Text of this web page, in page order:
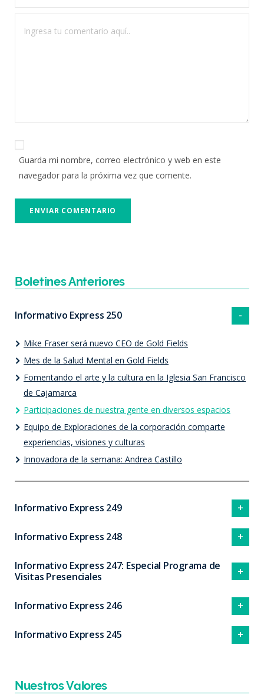
Guarda mi nombre, correo electrónico y web en este
navegador para la próxima vez que comente.
Boletines Anteriores
Informativo Express 250
Mike Fraser será nuevo CEO de Gold Fields
Mes de la Salud Mental en Gold Fields
Fomentando el arte y la cultura en la Iglesia San Francisco
de Cajamarca
Participaciones de nuestra gente en diversos espacios
Equipo de Exploraciones de la corporación comparte
experiencias, visiones y culturas
Innovadora de la semana: Andrea Castillo
Informativo Express 249
Informativo Express 248
Informativo Express 247: Especial Programa de
Visitas Presenciales
Informativo Express 246
Informativo Express 245
Nuestros Valores